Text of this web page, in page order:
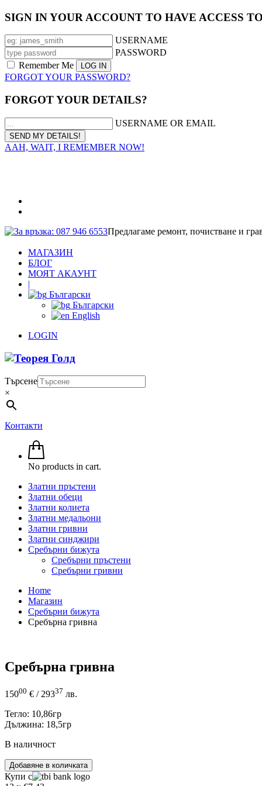
SIGN IN YOUR ACCOUNT TO HAVE ACCESS
USERNAME
PASSWORD
Remember Me
FORGOT YOUR PASSWORD?
FORGOT YOUR DETAILS?
USERNAME OR EMAIL
AAH, WAIT, I REMEMBER NOW!
За връзка: 087 946 6553Предлагаме ремонт, почистване и
МАГАЗИН
БЛОГ
МОЯТ АКАУНТ
|
Български
Български
English
LOGIN
Търсене
×
Контакти
No products in cart.
Златни пръстени
Златни обеци
Златни колиета
Златни медальони
Златни гривни
Златни синджири
Сребърни бижута
Сребърни пръстени
Сребърни гривни
Home
Магазин
Сребърни бижута
Сребърна гривна
Сребърна гривна
15000 € / 29337 лв.
Тегло: 10,86гр
Дължина: 18,5гр
В наличност
количество
за
Добавяне в количката
Купи с